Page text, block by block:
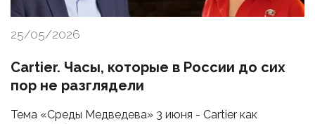
25/05/2026
Cartier. Часы, которые в России до сих
пор не разглядели
Тема «Среды Медведева» 3 июня - Cartier как